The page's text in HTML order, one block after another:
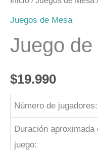
Juegos de Mesa
Juego
$19.990
Número de jugadores:
Duración aproximada
juego: